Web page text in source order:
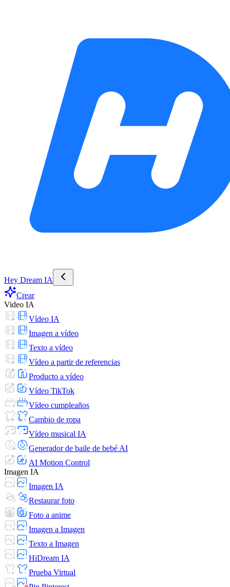
Hey Dream IA
Crear
Video IA
Vídeo IA
Imagen a vídeo
Texto a vídeo
Vídeo a partir de referencias
Producto a vídeo
Vídeo TikTok
Vídeo cumpleaños
Cambio de ropa
Vídeo musical IA
Generador de baile de bebé AI
AI Motion Control
Imagen IA
Imagen IA
Restaurar foto
Foto a anime
Imagen a Imagen
Texto a Imagen
HiDream IA
Prueba Virtual